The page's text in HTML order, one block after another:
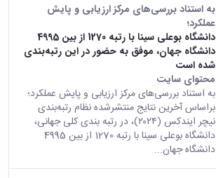
به استناد بررسی‌های مرکز ارزیابی و پایش
عملکرد؛
دانشگاه بوعلی سینا با رتبه 1270 از بین 4995
دانشگاه جهان، موفق به حضور در این رتبه‌بندی
شده‌ است
محتوای سایت
به استناد بررسی‌های مرکز ارزیابی و پایش عملکرد؛
براساس آخرین نتایج منتشرشده نظام رتبه‌بندی
نیچر ایندکس (۲۰۲۴)، در رتبه بندی کلی جهانی،
دانشگاه بوعلی سینا با رتبه 1270 از بین 4995
دانشگاه جهان...